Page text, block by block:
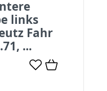
links
Fahr
...